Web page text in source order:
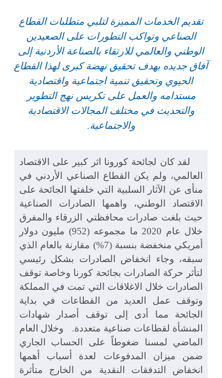
تقديم الخدمات المميزة لتلبي متطلبات القطاع
الصناعي وتواكب التطورات على الصعيدين
الوطني والعالمي للارتقاء بالصناعة الأردنية إلى
آفاق جديده بهدف تحقيق نهضة كبرى لهذا القطاع
الحيوي وتحقيق تنمية اجتماعية واقتصادية
مستدامه والعمل على تكريس نهج التطوير
والتحديث في مختلف المجالات الاقتصادية
والاجتماعية.
لقد كان لجائحة كورونا اثر كبير على الاقتصاد
العالمي، ولم يكن القطاع الصناعي الأردني في
منأى عن الآثار السلبية التي خلفتها الجائحة على
الاقتصاد الوطني، واهمها الصادرات الصناعية
حيث بلغت صادرات محافظتي الزرقاء والمفرق
خلال عام 2020 ما مجموعه (952) مليون دولار
أمريكي منخفضة بنسبة (7%) مقارنة بالعام الذي
سبقه، وجاء انخفاض الصادرات بشكل رئيسي
لتأثر حركة الصادرات بجائحة كورنا وخاصة توقف
الصادرات خلال الاغلاقات التي تمت في المملكة
وتوقف عمل العديد من القطاعات في بداية
الجائحة مما أدى إلى توقف أصدار شهادات
المنشأة لقطاعات صناعية متعددة. وخلال العام
الماضي لمسنا ضغوطاً على الحساب الجاري
ضمن ميزان المدفوعات لعدة أسباب أهمها
انخفاض التدفقات النقدية من الخارج متأثرة